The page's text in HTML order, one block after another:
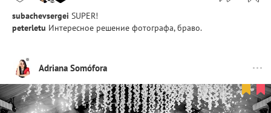
subachevsergei SUPER!
peterletu Интересное решение фотографа, браво.
Adriana Somófora